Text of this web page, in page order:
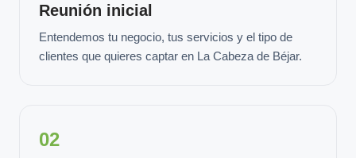
Reunión inicial
Entendemos tu negocio, tus servicios y el tipo de
clientes que quieres captar en La Cabeza de Béjar.
02